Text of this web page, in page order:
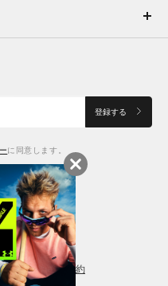
登録する
に同意します。
表記 会員規約